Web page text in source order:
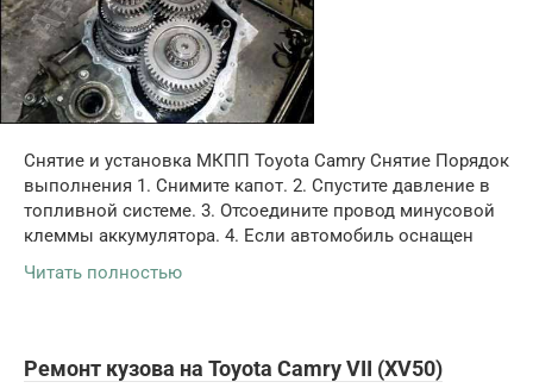
Снятие и установка МКПП Toyota Camry Снятие Порядок
выполнения 1. Снимите капот. 2. Спустите давление в
топливной системе. 3. Отсоедините провод минусовой
клеммы аккумулятора. 4. Если автомобиль оснащен
Читать полностью
Ремонт кузова на Toyota Camry VII (XV50)